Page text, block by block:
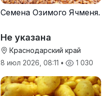
Семена Озимого Ячменя.
Не указана
Краснодарский край
8 июл 2026, 08:11 • 1 030